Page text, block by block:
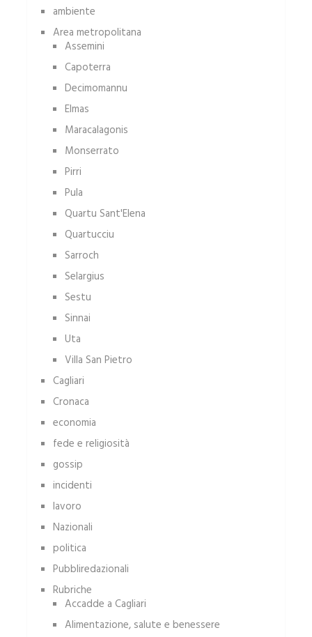
ambiente
Area metropolitana
Assemini
Capoterra
Decimomannu
Elmas
Maracalagonis
Monserrato
Pirri
Pula
Quartu Sant'Elena
Quartucciu
Sarroch
Selargius
Sestu
Sinnai
Uta
Villa San Pietro
Cagliari
Cronaca
economia
fede e religiosità
gossip
incidenti
lavoro
Nazionali
politica
Pubbliredazionali
Rubriche
Accadde a Cagliari
Alimentazione, salute e benessere